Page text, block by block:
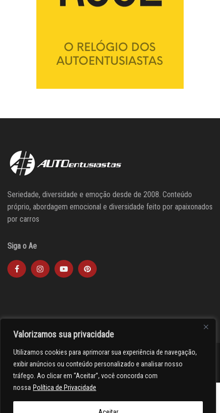
Valorizamos sua privacidade
Utilizamos cookies para aprimorar sua experiência de navegação,
exibir anúncios ou conteúdo personalizado e analisar nosso
tráfego. Ao clicar em “Aceitar”, você concorda com
nossa Política de Privacidade
Seriedade, diversidade e emoção desde de 2008. Conteúdo
próprio, abordagem emocional e diversidade feito por apaixonados
por carros
Siga o Ae
><(((º> 17